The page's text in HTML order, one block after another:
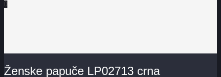
0
Ženske papuče LP02713 crna